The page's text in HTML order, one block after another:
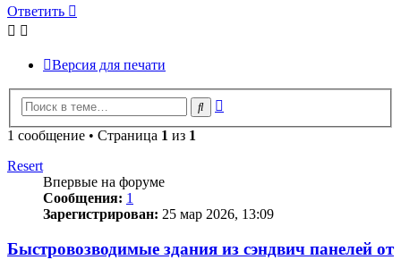
Ответить
Версия для печати
Поиск
1 сообщение • Страница 1 из 1
Resert
Впервые на форуме
Сообщения: 1
Зарегистрирован: 25 мар 2026, 13:09
Быстровозводимые здания из сэндвич панелей от